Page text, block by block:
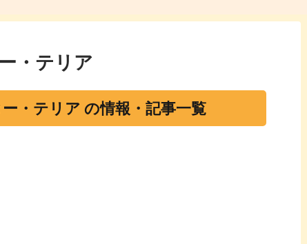
ム 愛犬とお出かけ
ム 愛猫とお出かけ
・テリア
・テリア の情報・記事一覧